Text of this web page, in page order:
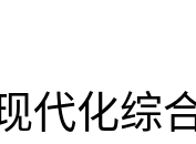
代化综